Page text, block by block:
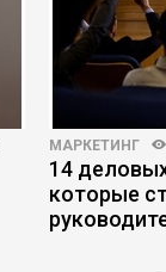
МАРКЕТИНГ
14
которые